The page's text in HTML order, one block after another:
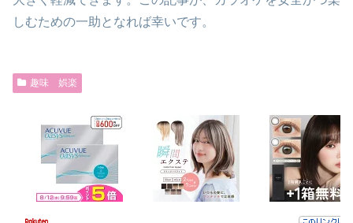
しむための一助となれば幸いです。
趣味 娯楽